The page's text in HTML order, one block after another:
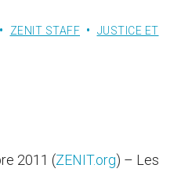
ZENIT STAFF
JUSTICE ET
2011 (ZENIT.org) – Les